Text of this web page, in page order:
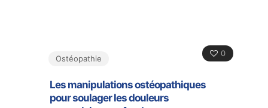
0
Ostéopathie
Les manipulations ostéopathiques
pour soulager les douleurs